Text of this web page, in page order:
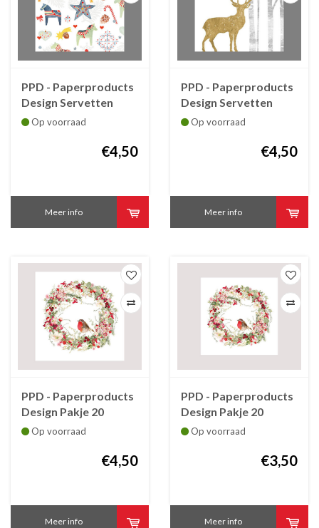
PPD - Paperproducts
Design Servetten
Kerstmis - Scandic
Op voorraad
€4,50
Meer info
PPD - Paperproducts
Design Servetten
Kerstmis - Mystic
Op voorraad
€4,50
Meer info
PPD - Paperproducts
Design Pakje 20
Kerstservetten
Kerstkrans 33x33 cm
Op voorraad
€4,50
Meer info
PPD - Paperproducts
Design Pakje 20
Kerstservetten
Kerstkrans 25x25 cm
Op voorraad
€3,50
Meer info